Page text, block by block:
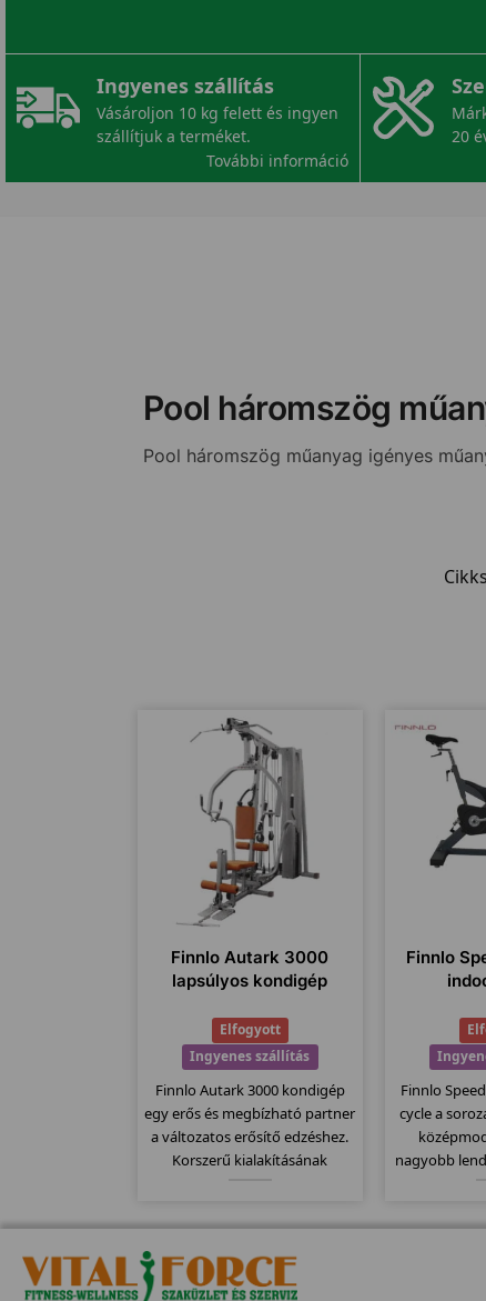
Ingyenes szállítás
Vásároljon 10 kg felett és ingyen
szállítjuk a terméket.
További információ
20
Pool háromszög
Pool háromszög műanyag igényes
Finnlo Autark 3000
lapsúlyos kondigép
Elfogyott
Ingyenes szállítás
Finnlo Autark 3000 kondigép
egy erős és megbízható partner
a változatos erősítő edzéshez.
Korszerű kialakításának
különböző "állomásokat" a
német precizitásnak
köszönhetően.
Finnlo
Finnlo
cycle a
nagyobb